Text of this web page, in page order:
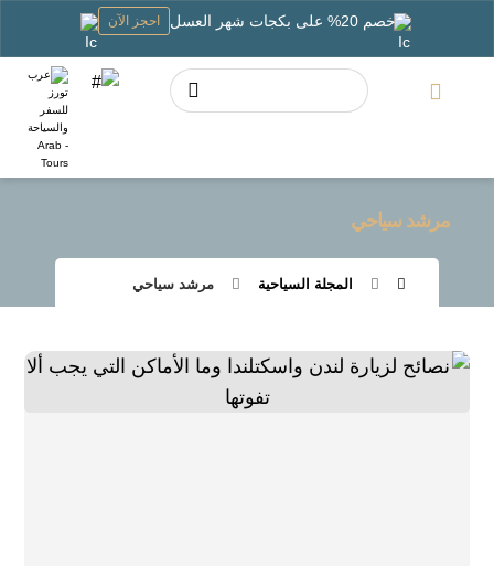
خصم 20% على بكجات شهر العسل احجز الآن
مرشد سياحي
المجلة السياحية مرشد سياحي